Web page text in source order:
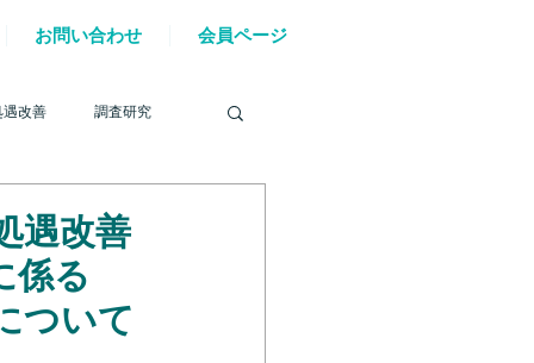
お問い合わせ 会員ページ
遇改善 調査研究
る動き
遇改善
係る
ついて